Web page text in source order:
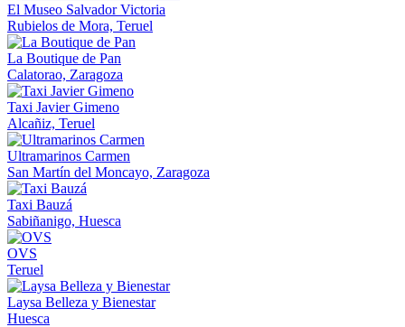
El Museo Salvador Victoria
Rubielos de Mora, Teruel
La Boutique de Pan
Calatorao, Zaragoza
Taxi Javier Gimeno
Alcañiz, Teruel
Ultramarinos Carmen
San Martín del Moncayo, Zaragoza
Taxi Bauzá
Sabiñanigo, Huesca
OVS
Teruel
Laysa Belleza y Bienestar
Huesca